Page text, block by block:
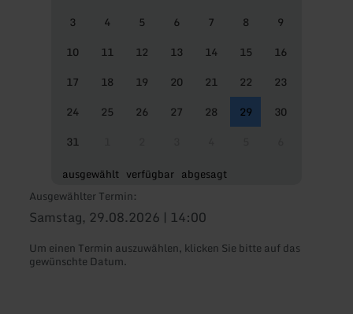
3
4 5 6 7 8
9
10
11 12 13 14 15
16
17
18 19 20 21 22
23
24
25 26 27 28 29
30
31
ausgewählt verfügbar abgesagt
Ausgewählter Termin:
Samstag, 29.08.2026 | 14:00
Um einen Termin auszuwählen, klicken Sie bitte auf das
gewünschte Datum.